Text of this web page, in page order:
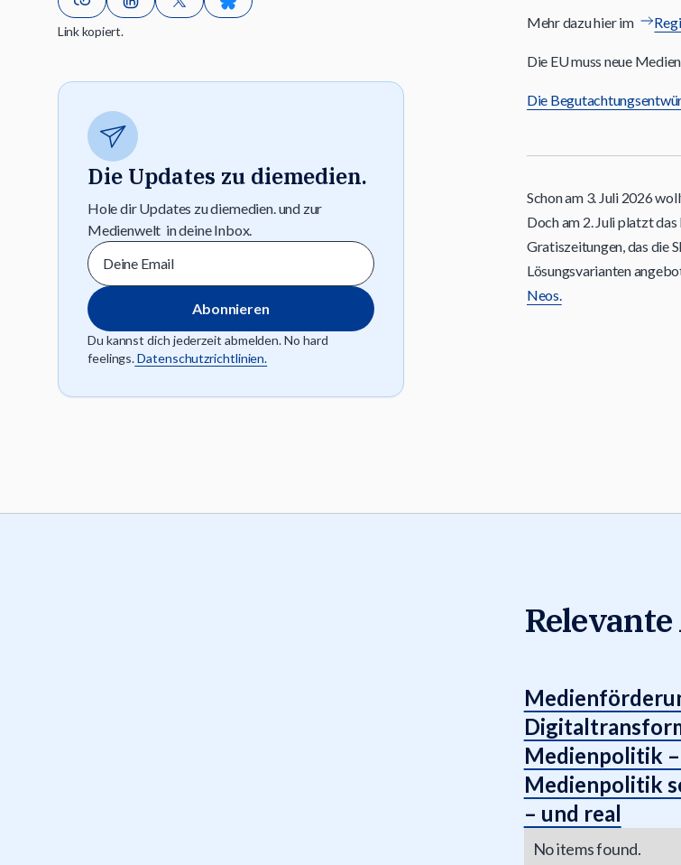
Link kopiert.
Die Updates zu diemedien.
Hole dir Updates zu diemedien. und zur
Medienwelt in deine Inbox.
Du kannst dich jederzeit abmelden. No hard
feelings.Datenschutzrichtlinien.
Mehr dazu hier im
Die EU muss neue
Die
Schon am 3. Juli 2026
Doch am 2. Juli platzt
Gratiszeitungen, das die
Lösungsvarianten
Neos.
Medienpolitik –
Medienpolitik
– und real
No items found.